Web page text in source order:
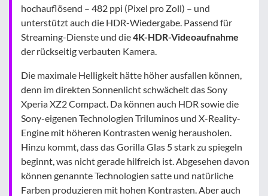
hochauflösend – 482 ppi (Pixel pro Zoll) – und
unterstützt auch die HDR-Wiedergabe. Passend für
Streaming-Dienste und die4K-HDR-Videoaufnahme
der rückseitig verbauten Kamera.
Die maximale Helligkeit hätte höher ausfallen können,
denn im direkten Sonnenlicht schwächelt das Sony
Xperia XZ2 Compact. Da können auch HDR sowie die
Sony-eigenen Technologien Triluminos und X-Reality-
Engine mit höheren Kontrasten wenig herausholen.
Hinzu kommt, dass das Gorilla Glas 5 stark zu spiegeln
beginnt, was nicht gerade hilfreich ist. Abgesehen davon
können genannte Technologien satte und natürliche
Farben produzieren mit hohen Kontrasten. Aber auch